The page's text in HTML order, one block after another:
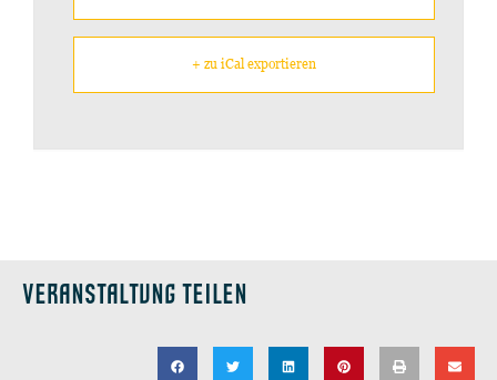
+ zu iCal exportieren
VERANSTALTUNG TEILEN